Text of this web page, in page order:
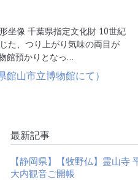
坐像 千葉県指定文化財 10世紀
た、つり上がり気味の両目が
館預かりとなっ…
最新記事
【静岡県】【牧野仏】霊山寺
大内観音ご開帳